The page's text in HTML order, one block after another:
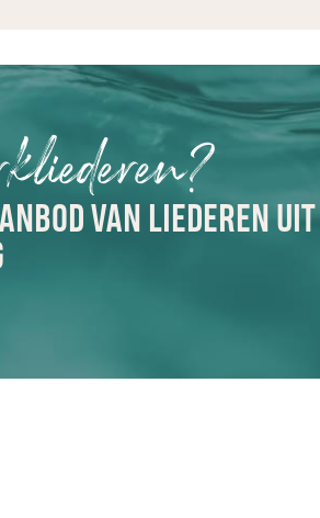
VAN LIEDEREN